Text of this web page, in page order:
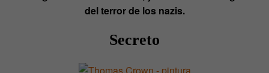
del terror de los nazis.
Secreto